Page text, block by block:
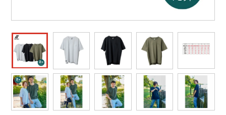
安全保護具
レインウェア・カッパ
ヤッケ
作業用ポロシャツランキング
作業用手袋ランキング
レインウェアランキング
GUSH FORCE CUP
GDジャパン カーシーカシマ
シンメン 日進ゴム
運送・倉庫作業服
清掃・ビルメンテ作業服
夜間・高視認性安全服